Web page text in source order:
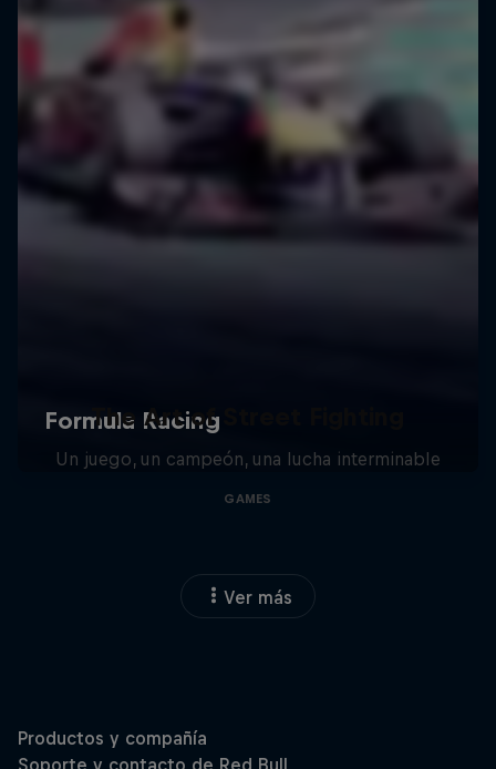
The Art of Street Fighting
Un juego, un campeón, una lucha interminable
GAMES
Ver más